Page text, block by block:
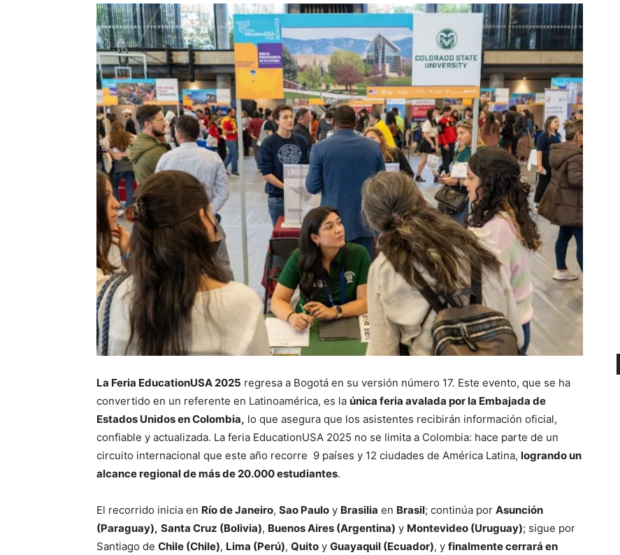
La Feria EducationUSA 2025 regresa a Bogotá en su versión número 17. Este evento, que se ha
convertido en un referente en Latinoamérica, es la única feria avalada por la Embajada de
Estados Unidos en Colombia, lo que asegura que los asistentes recibirán información oficial,
confiable y actualizada. La feria EducationUSA 2025 no se limita a Colombia: hace parte de un
circuito internacional que este año recorre 9 países y 12 ciudades de América Latina, logrando un
alcance regional de más de 20.000 estudiantes.
El recorrido inicia en Río de Janeiro, Sao Paulo y Brasilia en Brasil; continúa por Asunción
(Paraguay), Santa Cruz (Bolivia), Buenos Aires (Argentina) y Montevideo (Uruguay); sigue por
Santiago de Chile (Chile), Lima (Perú), Quito y Guayaquil (Ecuador), y finalmente cerrará en